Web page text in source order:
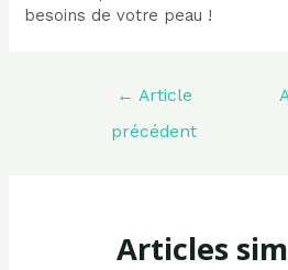
besoins de votre peau !
l’article
← Article
précédent
Articles